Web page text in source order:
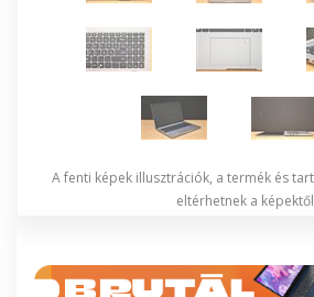
A fenti képek illusztrációk, a termék és
eltérhetnek a